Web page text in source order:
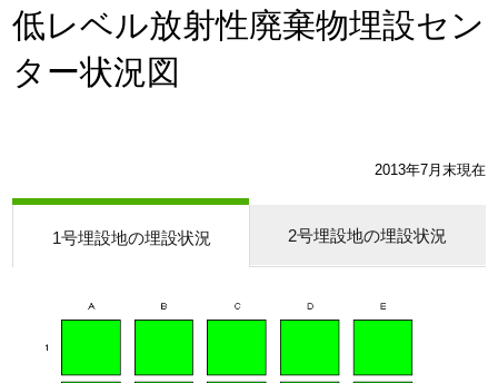
低レベル放射性廃棄物埋設セン
ター状況図
2013年7月末現在
1号埋設地の埋設状況 2号埋設地の埋設状況